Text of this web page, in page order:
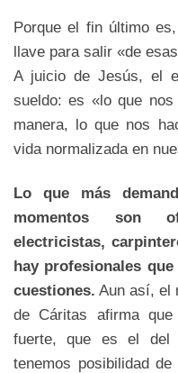
Porque el fin último
llave para salir «de
A juicio de Jesús, el
sueldo: es «lo que
manera, lo que nos
vida normalizada en
Lo que más
momentos son
electricistas,
hay profesionales
cuestiones. Aun así, el
de Cáritas afirma
fuerte, que es el del
tenemos posibilidad